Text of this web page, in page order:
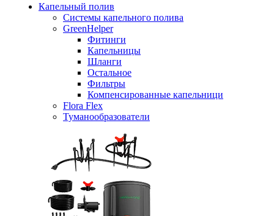
Капельный полив
Системы капельного полива
GreenHelper
Фитинги
Капельницы
Шланги
Остальное
Фильтры
Компенсированные капельници
Flora Flex
Туманообразователи